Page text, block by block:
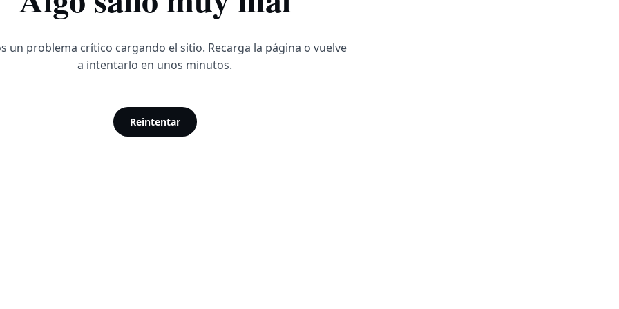
un problema crítico cargando el sitio. Recarga la página o vuelve
a intentarlo en unos minutos.
Reintentar